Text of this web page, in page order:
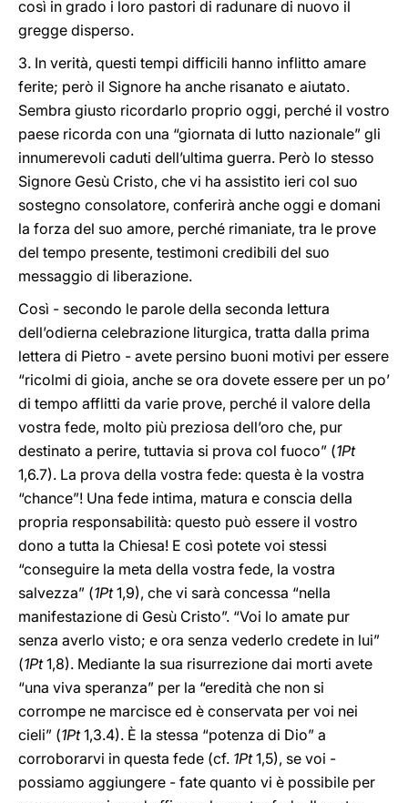
così in grado i loro pastori di radunare di nuovo il
gregge disperso.
3. In verità, questi tempi difficili hanno inflitto amare
ferite; però il Signore ha anche risanato e aiutato.
Sembra giusto ricordarlo proprio oggi, perché il vostro
paese ricorda con una “giornata di lutto nazionale” gli
innumerevoli caduti dell’ultima guerra. Però lo stesso
Signore Gesù Cristo, che vi ha assistito ieri col suo
sostegno consolatore, conferirà anche oggi e domani
la forza del suo amore, perché rimaniate, tra le prove
del tempo presente, testimoni credibili del suo
messaggio di liberazione.
Così - secondo le parole della seconda lettura
dell’odierna celebrazione liturgica, tratta dalla prima
lettera di Pietro - avete persino buoni motivi per essere
“ricolmi di gioia, anche se ora dovete essere per un po’
di tempo afflitti da varie prove, perché il valore della
vostra fede, molto più preziosa dell’oro che, pur
destinato a perire, tuttavia si prova col fuoco” (1Pt
1,6.7). La prova della vostra fede: questa è la vostra
“chance”! Una fede intima, matura e conscia della
propria responsabilità: questo può essere il vostro
dono a tutta la Chiesa! E così potete voi stessi
“conseguire la meta della vostra fede, la vostra
salvezza” (1Pt1,9), che vi sarà concessa “nella
manifestazione di Gesù Cristo”. “Voi lo amate pur
senza averlo visto; e ora senza vederlo credete in lui”
(1Pt1,8). Mediante la sua risurrezione dai morti avete
“una viva speranza” per la “eredità che non si
corrompe ne marcisce ed è conservata per voi nei
cieli” (1Pt1,3.4). È la stessa “potenza di Dio” a
corroborarvi in questa fede (cf. 1Pt1,5), se voi -
possiamo aggiungere - fate quanto vi è possibile per